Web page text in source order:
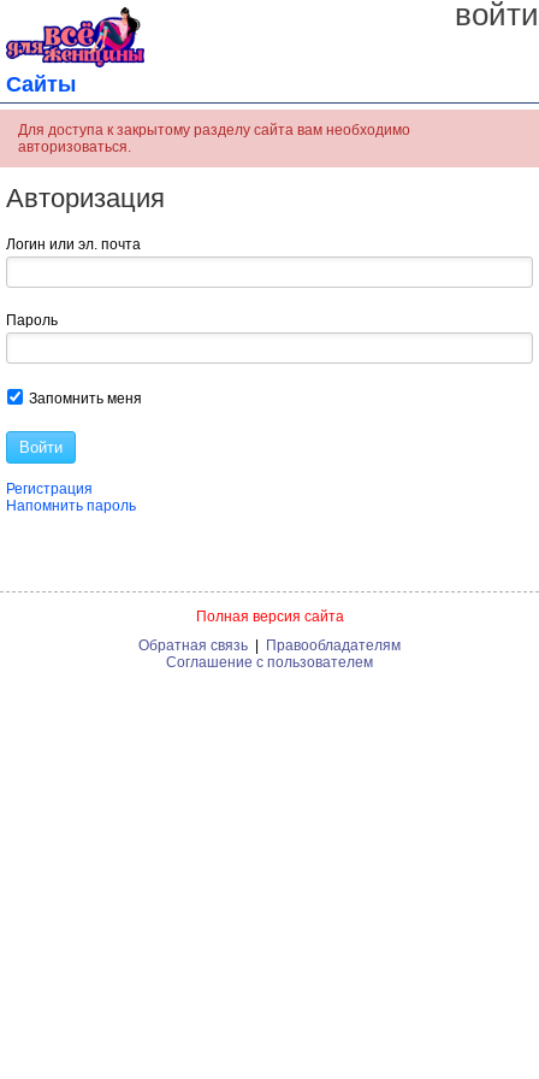
войти
Сайты
Для доступа к закрытому разделу сайта вам необходимо
авторизоваться.
Авторизация
Логин или эл. почта
Пароль
Запомнить меня
Войти
Регистрация
Напомнить пароль
Полная версия сайта
Обратная связь | Правообладателям
Соглашение с пользователем